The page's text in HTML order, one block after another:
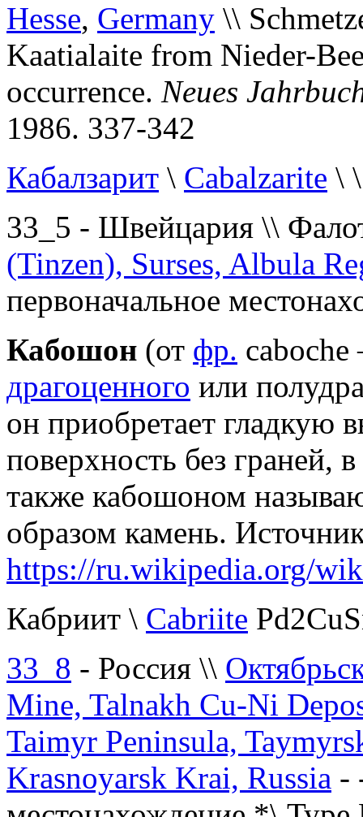
Hesse, Germany \\
Kaatialaite from Nieder-
occurrence. Neues
1986. 337-342
Кабалзарит \ Cabalzarite \
33_5 - Швейцария \\
(Tinzen), Surses, Albula
первоначальное
Кабошон (от фр.
драгоценного или
он приобретает гладкую
поверхность без граней,
также кабошоном
образом камень.
https://ru.wikipedia.org/
Кабриит \ Cabriite
33_8 - Россия \\
Mine, Talnakh Cu-Ni
Taimyr Peninsula,
Krasnoyarsk Krai, Russia -